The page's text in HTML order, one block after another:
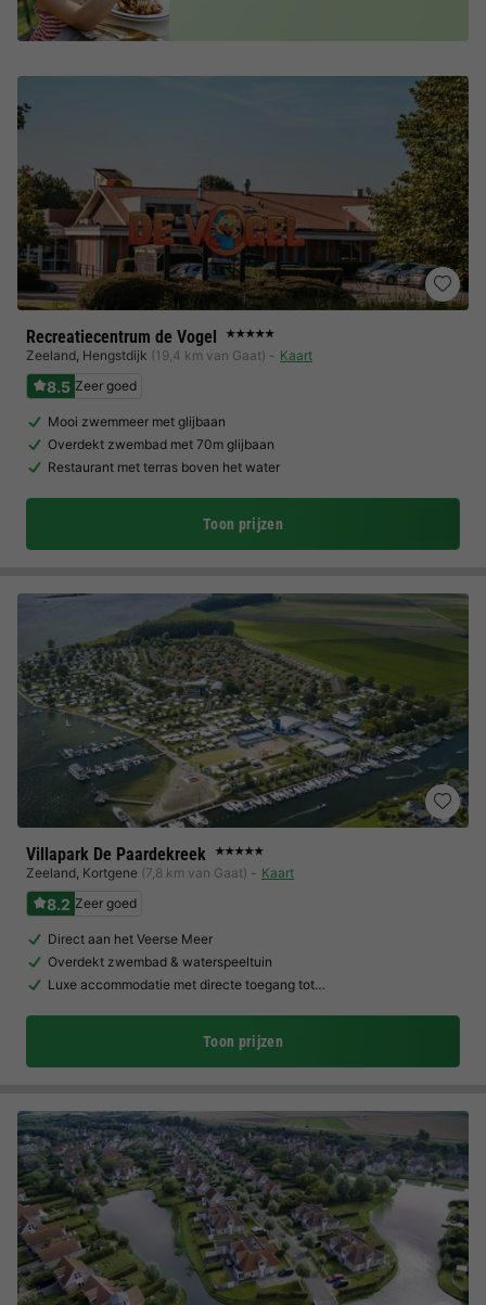
Recreatiecentrum de Vogel ★★★★★
Zeeland, Hengstdijk (19,4 km van Gaat) Kaart
8.5 Zeer goed
Mooi zwemmeer met glijbaan
Overdekt zwembad met 70m glijbaan
Restaurant met terras boven het water
Toon prijzen
Villapark De Paardekreek ★★★★★
Zeeland, Kortgene (7,8 km van Gaat) Kaart
8.2 Zeer goed
Direct aan het Veerse Meer
Overdekt zwembad & waterspeeltuin
Luxe accommodatie met directe toegang tot…
Toon prijzen